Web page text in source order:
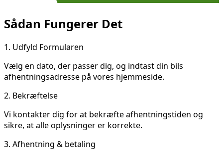
Sådan Fungerer Det
1. Udfyld Formularen
Vælg en dato, der passer dig, og indtast din bils
afhentningsadresse på vores hjemmeside.
2. Bekræftelse
Vi kontakter dig for at bekræfte afhentningstiden og
sikre, at alle oplysninger er korrekte.
3. Afhentning & betaling